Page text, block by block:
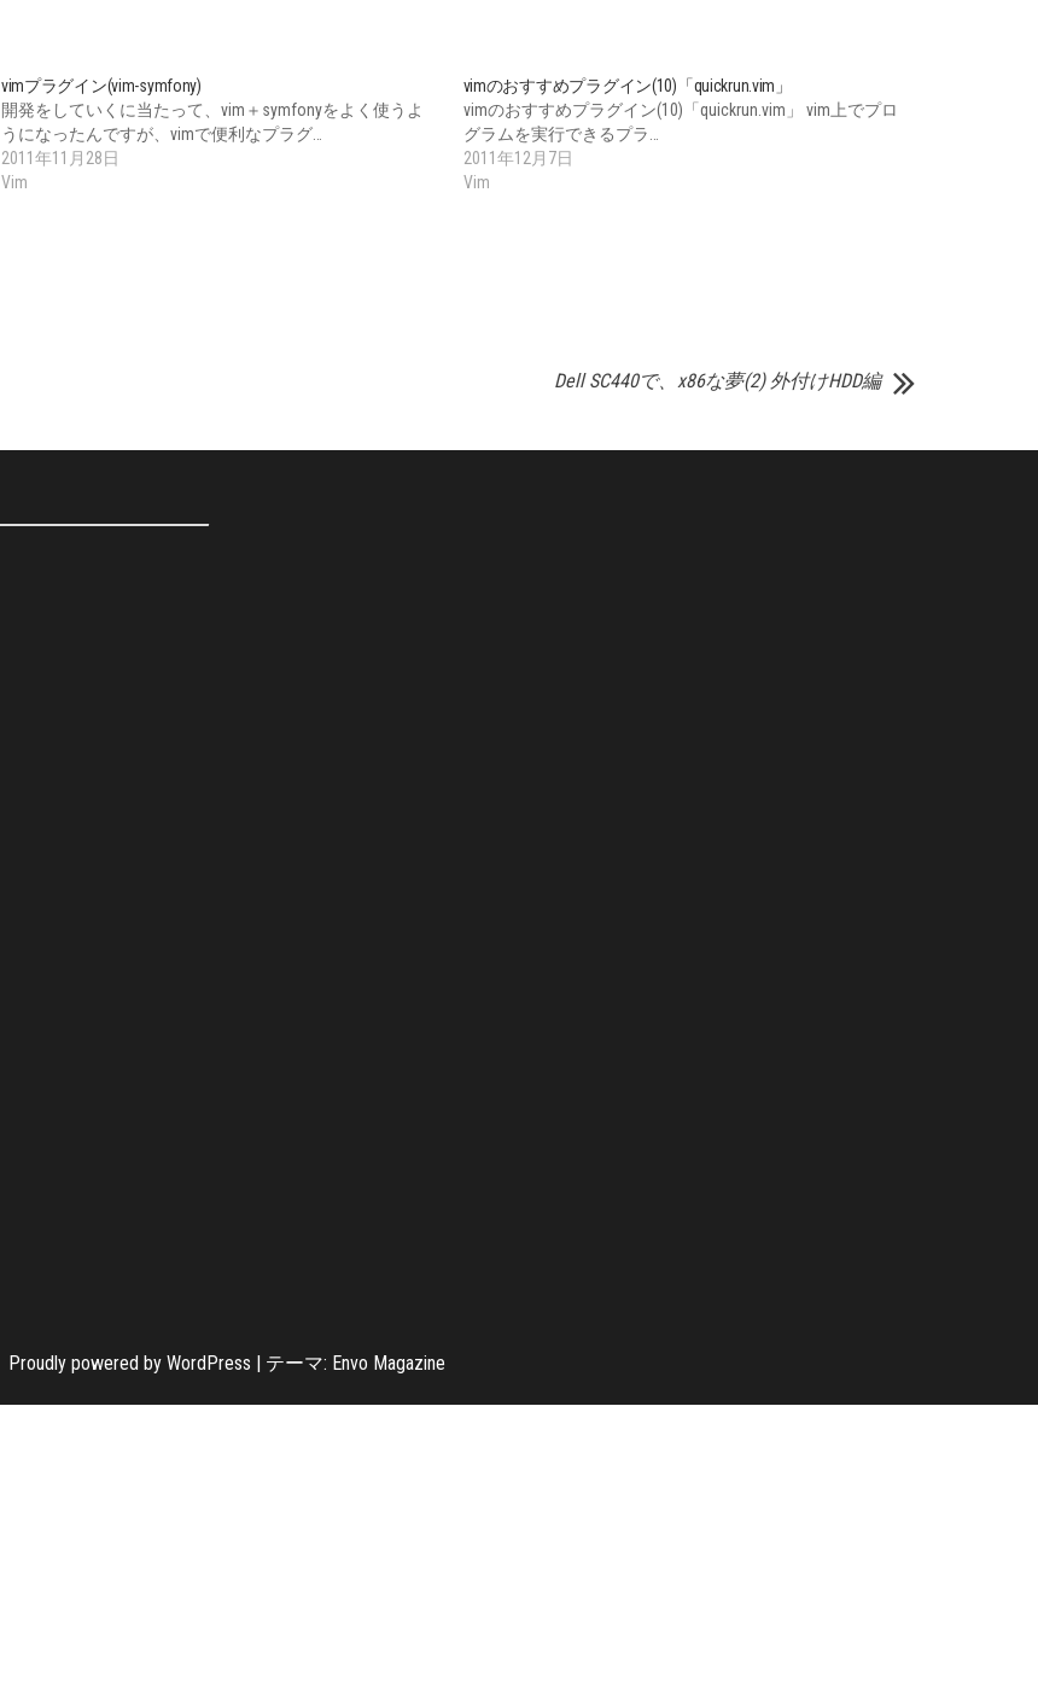
vimプラグイン(vim-symfony)
開発をしていくに当たって、vim＋symfonyをよく使うよ
うになったんですが、vimで便利なプラグ…
2011年11月28日
Vim
vimのおすすめプラグイン(10)「quickrun.vim」
vimのおすすめプラグイン(10)「quickrun.vim」 vim上でプロ
グラムを実行できるプラ…
2011年12月7日
Vim
Dell SC440で、x86な夢(2) 外付けHDD編
Proudly powered by WordPress | テーマ: Envo Magazine